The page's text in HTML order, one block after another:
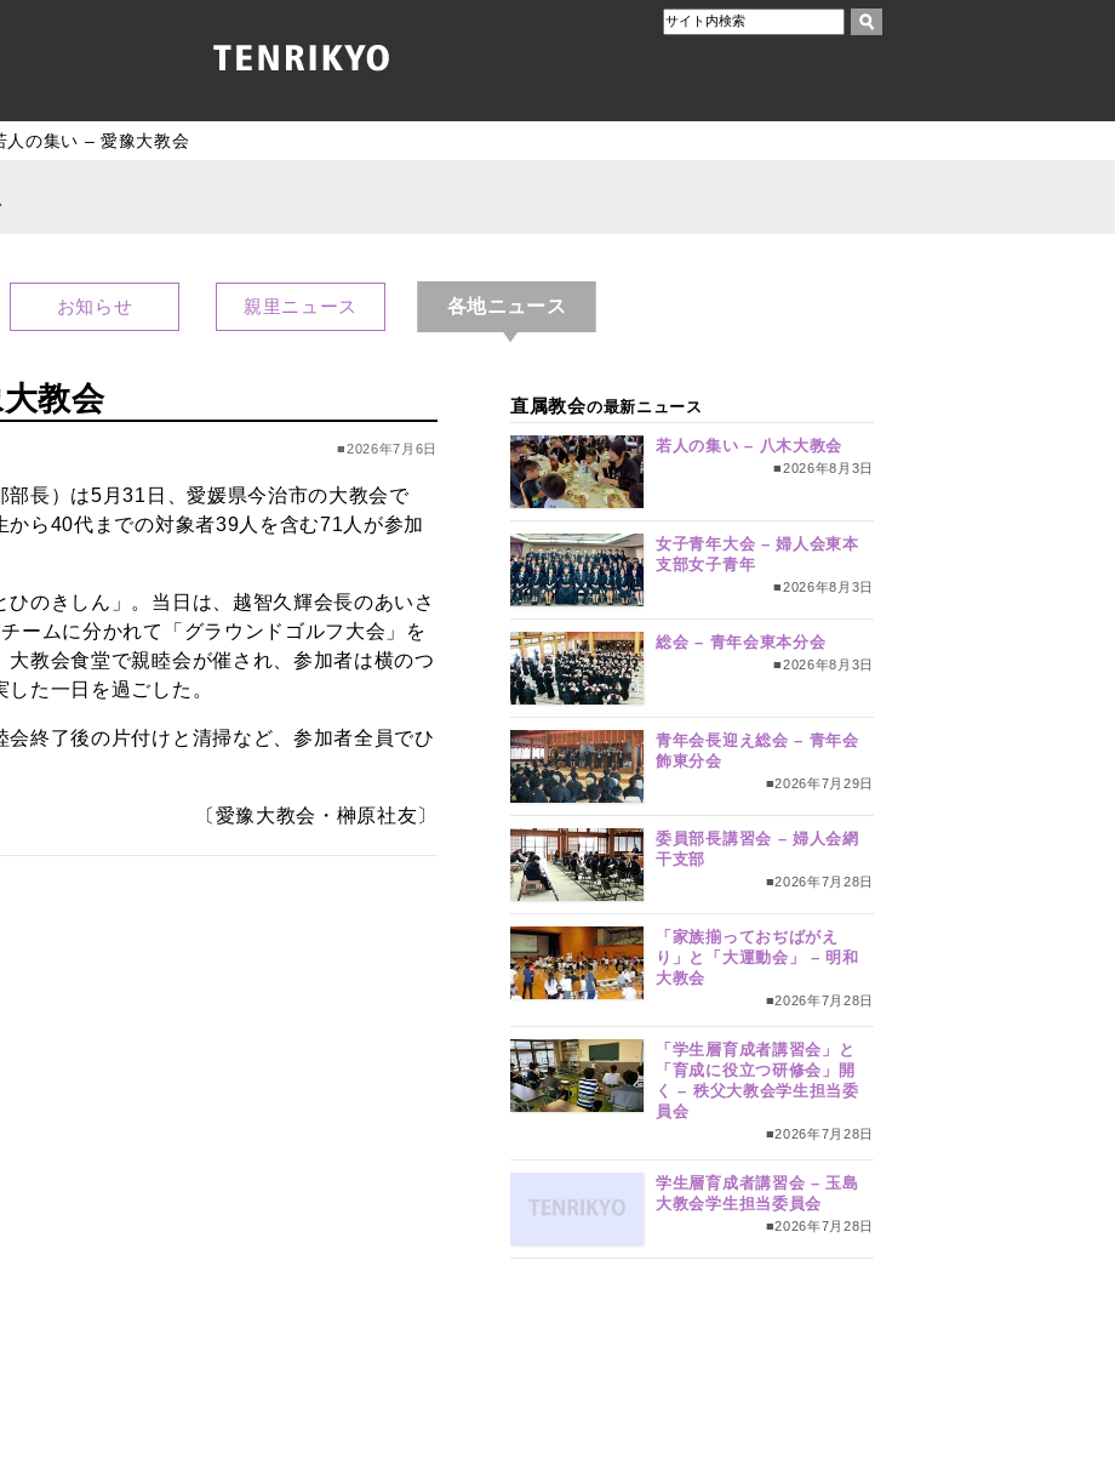
人の集い – 愛豫大教会
お知らせ 親里ニュース 各地ニュース
教会
■2026年7月6日
部長）は5月31日、愛媛県今治市の大教会で
から40代までの対象者39人を含む71人が参加
のきしん」。当日は、越智久輝会長のあいさ
ームに分かれて「グラウンドゴルフ大会」を
教会食堂で親睦会が催され、参加者は横のつ
た一日を過ごした。
会終了後の片付けと清掃など、参加者全員でひ
〔愛豫大教会・榊原社友〕
直属教会の最新ニュース
若人の集い – 八木大教会
■2026年8月3日
女子青年大会 – 婦人会東本
支部女子青年
■2026年8月3日
総会 – 青年会東本分会
■2026年8月3日
青年会長迎え総会 – 青年会
飾東分会
■2026年7月29日
委員部長講習会 – 婦人会網
干支部
■2026年7月28日
「家族揃っておぢばがえ
り」と「大運動会」 – 明和
大教会
■2026年7月28日
「学生層育成者講習会」と
「育成に役立つ研修会」開
く – 秩父大教会学生担当委
員会
■2026年7月28日
学生層育成者講習会 – 玉島
大教会学生担当委員会
■2026年7月28日